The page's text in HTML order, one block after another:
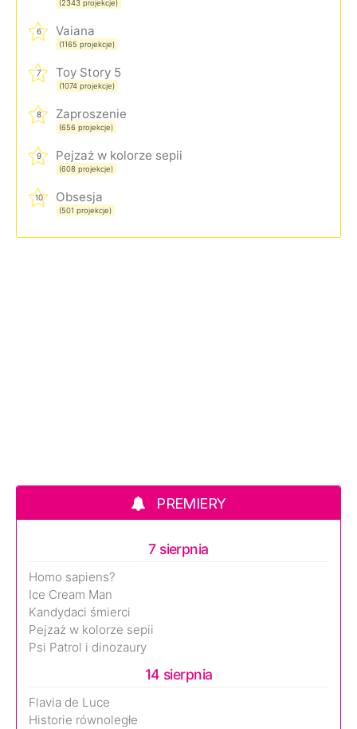
(2343 projekcje)
6 Vaiana
(1165 projekcje)
7 Toy Story 5
(1074 projekcje)
8 Zaproszenie
(656 projekcje)
9 Pejzaż w kolorze sepii
(608 projekcje)
10 Obsesja
(501 projekcje)
PREMIERY
7 sierpnia
Homo sapiens?
Ice Cream Man
Kandydaci śmierci
Pejzaż w kolorze sepii
Psi Patrol i dinozaury
14 sierpnia
Flavia de Luce
Historie równoległe